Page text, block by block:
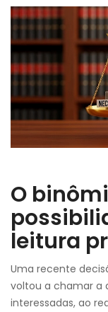
O
leitura
Uma recente
voltou a chamar a
interessadas, ao